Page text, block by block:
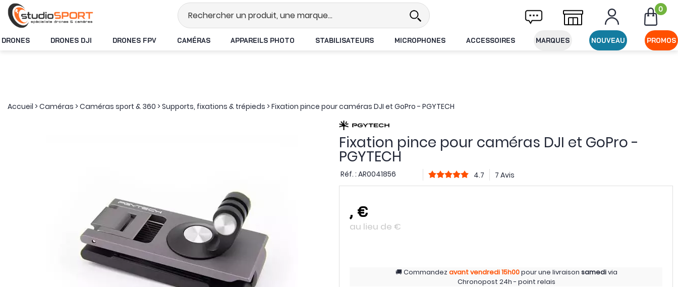
Stock en temps réel Livraison offerte dès 49€ d'achat 0
DRONES DRONES DJI DRONES FPV CAMÉRAS APPAREILS PHOTO STABILISATEURS MICROPHONES ACCESSOIRES MARQUES NOUVEAU PROMOS
Accueil >Caméras >Caméras sport & 360 >Supports, fixations & trépieds >Fixation pince pour caméras DJI et GoPro - PGYTECH
Fixation pince pour caméras DJI et GoPro -
PGYTECH
Réf. : AR0041856 4.7 7 Avis
, €
au lieu de €
Commandezavant vendredi15h00pour une livraison samedivia
Chronopost 24h - point relais